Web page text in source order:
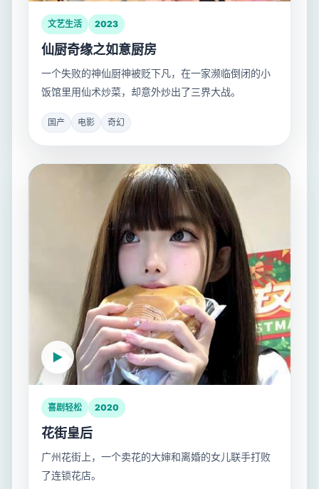
文艺生活 2023
仙厨奇缘之如意厨房
一个失败的神仙厨神被贬下凡，在一家濒临倒闭的小
饭馆里用仙术炒菜，却意外炒出了三界大战。
国产 电影 奇幻
喜剧轻松 2020
花街皇后
广州花街上，一个卖花的大婶和离婚的女儿联手打败
了连锁花店。